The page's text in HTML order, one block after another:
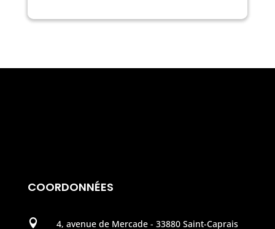
COORDONNÉES

4, avenue de Mercade - 33880 Saint-Caprais